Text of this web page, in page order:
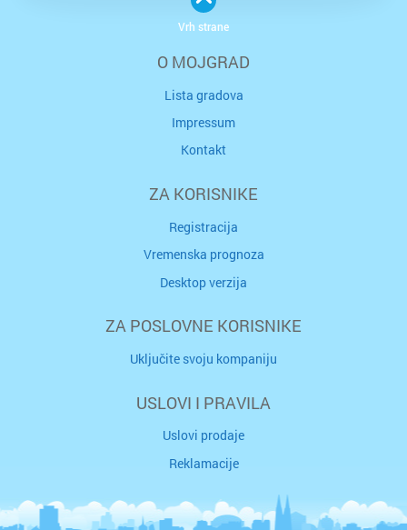
O MOJGRAD
Lista gradova
Impressum
Kontakt
ZA KORISNIKE
Registracija
Vremenska prognoza
Desktop verzija
ZA POSLOVNE KORISNIKE
Uključite svoju kompaniju
USLOVI I PRAVILA
Uslovi prodaje
Reklamacije
Vrh strane